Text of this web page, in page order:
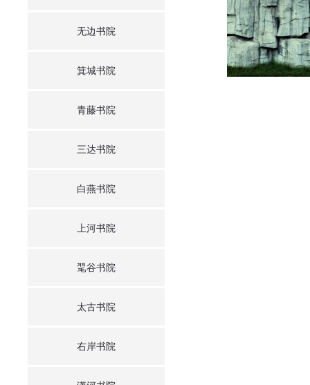
无边书院
箕城书院
青藤书院
三达书院
白燕书院
上河书院
毣谷书院
太古书院
右岸书院